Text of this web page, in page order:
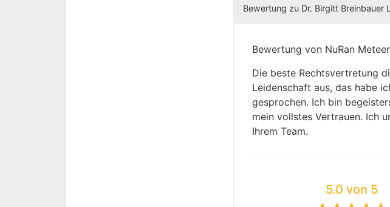
Bewertung zu Dr. Birgitt Breinbauer
Bewertung von NuRan
Die beste Rechtsvertretung
Leidenschaft aus, das habe
gesprochen. Ich bin
mein vollstes Vertrauen. Ich
Ihrem Team.
5.0 von 5